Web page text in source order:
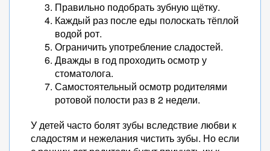
Правильно подобрать зубную щётку.
Каждый раз после еды полоскать тёплой
водой рот.
Ограничить употребление сладостей.
Дважды в год проходить осмотр у
стоматолога.
Самостоятельный осмотр родителями
ротовой полости раз в 2 недели.
У детей часто болят зубы вследствие любви к
сладостям и нежелания чистить зубы. Но если